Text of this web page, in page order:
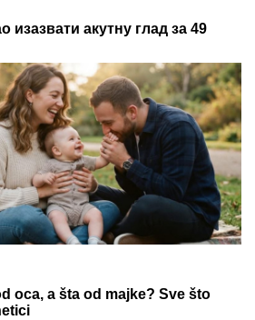
акутну глад за 49
oca, a šta od majke? Sve što